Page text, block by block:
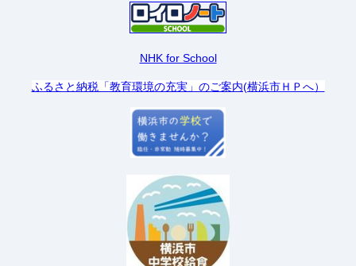
NHK for School
ふるさと納税「教育環境の充実」のご案内(横浜市ＨＰへ）